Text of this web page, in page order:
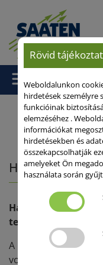
Kezdőlap/Szakmai
Hibridbúzák a
Hazai termelők
termesztésével
A hibridbúzák
volt, de az új
Rövid
Weboldalunkon
hirdetések személyre
funkcióinak
elemzéséhez .
információkat
hirdetésekben és
összekapcsolhatják
amelyeket Ön
használata során